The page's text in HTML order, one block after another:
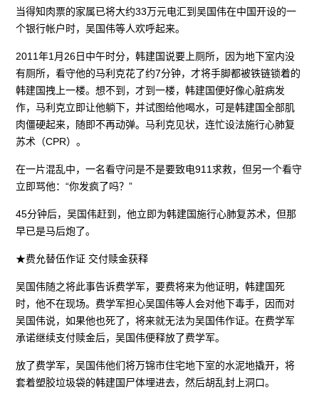
当得知肉票的家属已将大约33万元电汇到吴国伟在中国开设的一
个银行帐户时，吴国伟等人欢呼起来。
2011年1月26日中午时分，韩建国说要上厕所，因为地下室内没
有厕所，看守他的马利克花了约7分钟，才将手脚都被铁链锁着的
韩建国拽上一楼。想不到，才到一楼，韩建国便好像心脏病发
作，马利克立即让他躺下，并试图给他喝水，可是韩建国全部肌
肉僵硬起来，随即不再动弹。马利克见状，连忙设法施行心肺复
苏术（CPR）。
在一片混乱中，一名看守问是不是要致电911求救，但另一个看守
立即骂他：“你发疯了吗？”
45分钟后，吴国伟赶到，他立即为韩建国施行心肺复苏术，但那
早已是马后炮了。
★费允替伍作证 交付赎金获释
吴国伟随之将此事告诉费学军，要费将来为他证明，韩建国死
时，他不在现场。费学军担心吴国伟等人会对他下毒手，因而对
吴国伟说，如果他也死了，将来就无法为吴国伟作证。在费学军
承诺继续支付赎金后，吴国伟便释放了费学军。
放了费学军，吴国伟他们将万锦市住宅地下室的水泥地撬开，将
套着塑胶垃圾袋的韩建国尸体埋进去，然后胡乱封上洞口。